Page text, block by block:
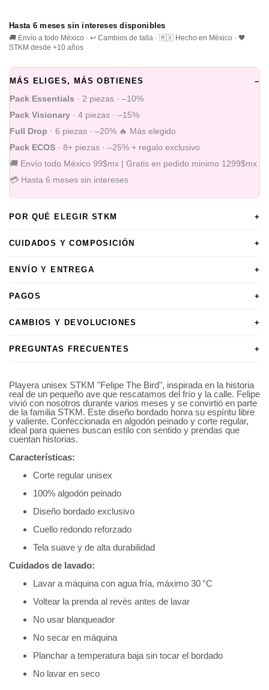
Hasta 6 meses sin intereses disponibles
🚚 Envío a todo México · ↩️ Cambios de talla · 🇲🇽 Hecho en México · 🖤
STKM desde +10 años
MÁS ELIGES, MÁS OBTIENES –
Pack Essentials · 2 piezas · –10%
Pack Visionary · 4 piezas · –15%
Full Drop · 6 piezas · –20% 🔥 Más elegido
Pack ECOS · 8+ piezas · –25% + regalo exclusivo
🚚 Envío todo México 99$mx | Gratis en pedido minimo 1299$mx
💳 Hasta 6 meses sin intereses
POR QUÉ ELEGIR STKM +
CUIDADOS Y COMPOSICIÓN +
ENVÍO Y ENTREGA +
PAGOS +
CAMBIOS Y DEVOLUCIONES +
PREGUNTAS FRECUENTES +
Playera unisex STKM "Felipe The Bird", inspirada en la historia
real de un pequeño ave que rescatamos del frío y la calle. Felipe
vivió con nosotros durante varios meses y se convirtió en parte
de la familia STKM. Este diseño bordado honra su espíritu libre
y valiente. Confeccionada en algodón peinado y corte regular,
ideal para quienes buscan estilo con sentido y prendas que
cuentan historias.
Características:
Corte regular unisex
100% algodón peinado
Diseño bordado exclusivo
Cuello redondo reforzado
Tela suave y de alta durabilidad
Cuidados de lavado:
Lavar a máquina con agua fría, máximo 30 °C
Voltear la prenda al revés antes de lavar
No usar blanqueador
No secar en máquina
Planchar a temperatura baja sin tocar el bordado
No lavar en seco